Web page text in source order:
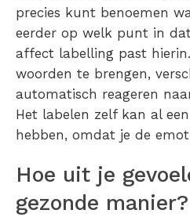
precies kunt benoemen
eerder op welk punt in
affect labelling past
woorden te brengen,
automatisch reageren
Het labelen zelf kan al
hebben, omdat je de
Hoe uit je
gezonde